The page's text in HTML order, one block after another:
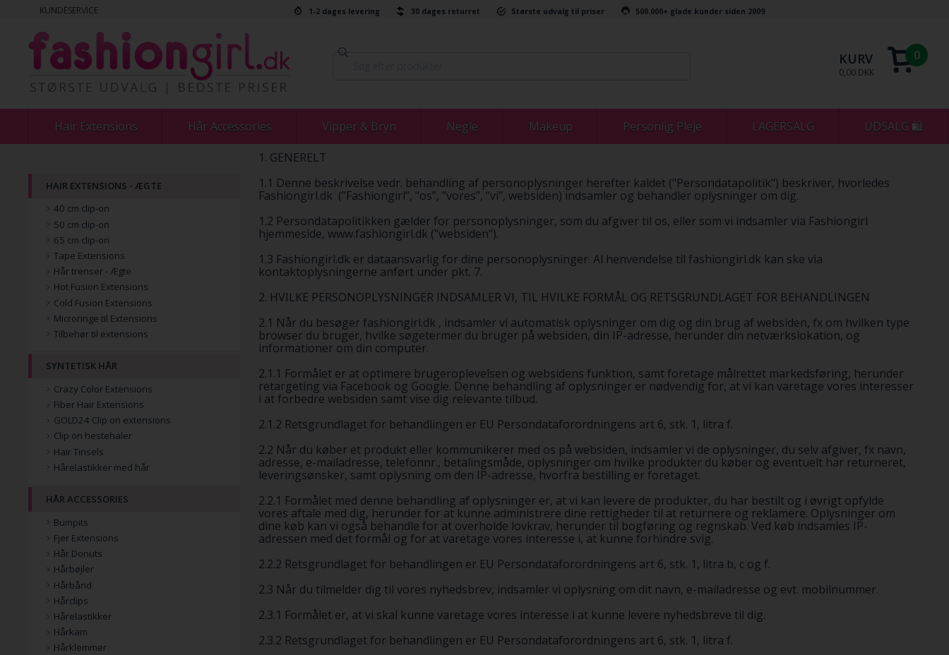
KUNDESERVICE 1-2 dages levering 30 dages returret Største udvalg til priser 500.000+ glade kunder siden 2009
KURV
0,00 DKK
0
Hair Extensions Hår Accessories Vipper & Bryn Negle Makeup Personlig Pleje LAGERSALG
UDSALG 🛍
1. GENERELT
1.1 Denne beskrivelse vedr. behandling af personoplysninger herefter kaldet ("Persondatapolitik") beskriver, hvorledes
Fashiongirl.dk (”Fashiongirl”, "os”, ”vores”, ”vi”, websiden) indsamler og behandler oplysninger om dig.
1.2 Persondatapolitikken gælder for personoplysninger, som du afgiver til os, eller som vi indsamler via Fashiongirl
hjemmeside, www.fashiongirl.dk ("websiden").
1.3 Fashiongirl.dk er dataansvarlig for dine personoplysninger. Al henvendelse til fashiongirl.dk kan ske via
kontaktoplysningerne anført under pkt. 7.
2. HVILKE PERSONOPLYSNINGER INDSAMLER VI, TIL HVILKE FORMÅL OG RETSGRUNDLAGET FOR BEHANDLINGEN
2.1 Når du besøger fashiongirl.dk , indsamler vi automatisk oplysninger om dig og din brug af websiden, fx om hvilken type
browser du bruger, hvilke søgetermer du bruger på websiden, din IP-adresse, herunder din netværkslokation, og
informationer om din computer.
2.1.1 Formålet er at optimere brugeroplevelsen og websidens funktion, samt foretage målrettet markedsføring, herunder
retargeting via Facebook og Google. Denne behandling af oplysninger er nødvendig for, at vi kan varetage vores interesser
i at forbedre websiden samt vise dig relevante tilbud.
2.1.2 Retsgrundlaget for behandlingen er EU Persondataforordningens art 6, stk. 1, litra f.
2.2 Når du køber et produkt eller kommunikerer med os på websiden, indsamler vi de oplysninger, du selv afgiver, fx navn,
adresse, e-mailadresse, telefonnr., betalingsmåde, oplysninger om hvilke produkter du køber og eventuelt har returneret,
leveringsønsker, samt oplysning om den IP-adresse, hvorfra bestilling er foretaget.
2.2.1 Formålet med denne behandling af oplysninger er, at vi kan levere de produkter, du har bestilt og i øvrigt opfylde
vores aftale med dig, herunder for at kunne administrere dine rettigheder til at returnere og reklamere. Oplysninger om
dine køb kan vi også behandle for at overholde lovkrav, herunder til bogføring og regnskab. Ved køb indsamles IP-
adressen med det formål og for at varetage vores interesse i, at kunne forhindre svig.
2.2.2 Retsgrundlaget for behandlingen er EU Persondataforordningens art 6, stk. 1, litra b, c og f.
2.3 Når du tilmelder dig til vores nyhedsbrev, indsamler vi oplysning om dit navn, e-mailadresse og evt. mobilnummer.
2.3.1 Formålet er, at vi skal kunne varetage vores interesse i at kunne levere nyhedsbreve til dig.
2.3.2 Retsgrundlaget for behandlingen er EU Persondataforordningens art 6, stk. 1, litra f.
HAIR EXTENSIONS - ÆGTE
40 cm clip-on
50 cm clip-on
65 cm clip-on
Tape Extensions
Hår trenser - Ægte
Hot Fusion Extensions
Cold Fusion Extensions
Microringe til Extensions
Tilbehør til extensions
SYNTETISK HÅR
Crazy Color Extensions
Fiber Hair Extensions
GOLD24 Clip on extensions
Clip on hestehaler
Hair Tinsels
Hårelastikker med hår
HÅR ACCESSORIES
Bumpits
Fjer Extensions
Hår Donuts
Hårbøjler
Hårbånd
Hårclips
Hårelastikker
Hårkam
Hårklemmer